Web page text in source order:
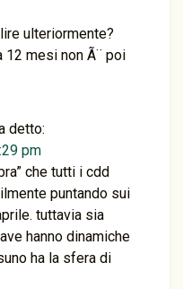
ulteriormente?
12 mesi non Ã¨ poi
detto:
pm
che tutti i cdd
puntando sui
tuttavia sia
hanno dinamiche
ha la sfera di